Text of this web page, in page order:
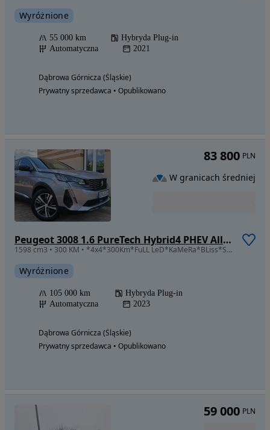
Wyróżnione
55 000 km
Hybryda Plug-in
Automatyczna
2021
Dąbrowa Górnicza (Śląskie)
Prywatny sprzedawca • Opublikowano
Peugeot 3008 1.6 PureTech Hybrid4 PHEV Allure S&S EAT8
1598 cm3 • 300 KM • *4x4*300Km*FuLL LeD*KaMeRa*BLiss*SkÓrA*NaVi*OpŁaCoNy*OrYgiNaŁ*
Wyróżnione
105 000 km
Hybryda Plug-in
Automatyczna
2023
Dąbrowa Górnicza (Śląskie)
Prywatny sprzedawca • Opublikowano
83 800 PLN
W granicach średniej
59 000 PLN